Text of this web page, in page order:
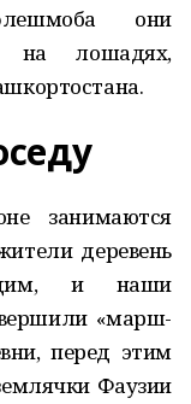
они
на лошадях,
занимаются
деревень
и наши
«марш-
перед этим
Фаузии